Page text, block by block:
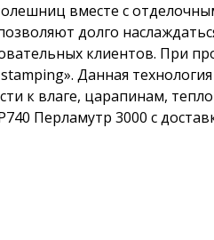
вместе с
долго
клиентов. При
Данная
к влаге, царапинам,
Перламутр 3000 с